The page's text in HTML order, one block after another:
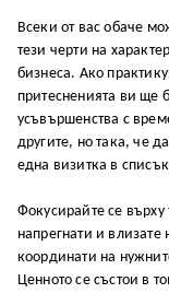
Всеки от вас обаче
тези черти на
бизнеса. Ако
притесненията ви ще
усъвършенства с
другите, но така, че
една визитка в
Фокусирайте се върху
напрегнати и влизате
координати на
Ценното се състои в